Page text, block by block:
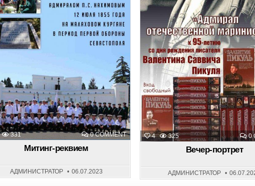
331 0 COMMENTON
МИТИНГ-
Митинг-реквием
АДМИНИСТРАТОР 06.07.2023
4 325 0
Вечер-портрет
АДМИНИСТРАТОР